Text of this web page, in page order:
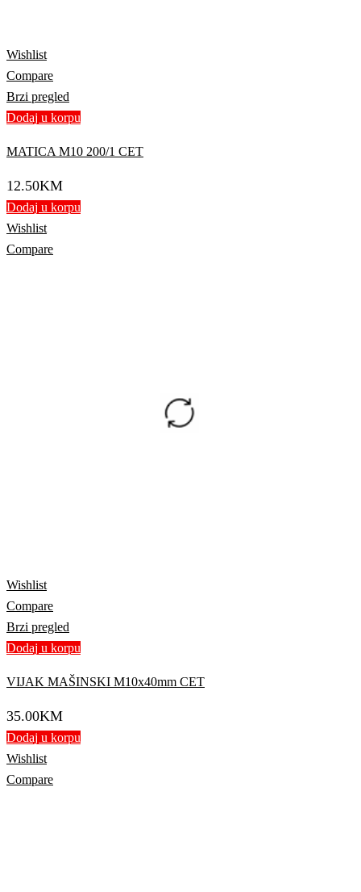
Wishlist
Compare
Brzi pregled
Dodaj u korpu
MATICA M10 200/1 CET
12.50KM
Dodaj u korpu
Wishlist
Compare
Wishlist
Compare
Brzi pregled
Dodaj u korpu
VIJAK MAŠINSKI M10x40mm CET
35.00KM
Dodaj u korpu
Wishlist
Compare